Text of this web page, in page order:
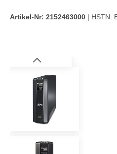
Artikel-Nr: 2152463000 | HSTN:
Bildergalerie überspringen